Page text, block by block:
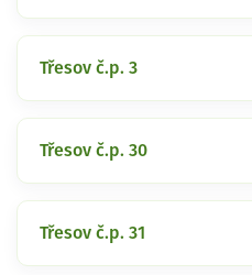
Třesov č.p. 3
Třesov č.p. 30
Třesov č.p. 31